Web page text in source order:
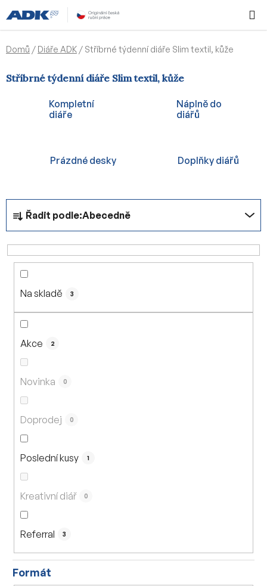
na
obsah
KOŠÍK
Domů / Diáře ADK / Stříbrné týdenní diáře Slim textil, kůže
Stříbrné týdenní diáře Slim textil, kůže
Kompletní
diáře
Náplně do
diářů
Prázdné desky Doplňky diářů
Ř
z
e
n
Řadit podle:Abecedně
Na skladě 3
Akce 2
Novinka 0
Doprodej 0
Poslední kusy 1
Kreativní diář 0
Referral 3
Formát